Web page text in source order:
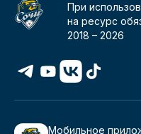
При
на ресурс
2018 –2026
Мобильное